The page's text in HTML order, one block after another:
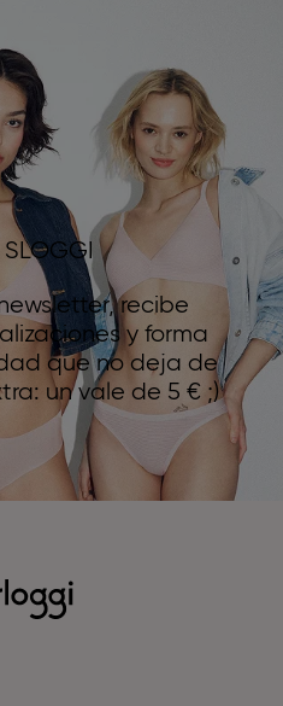
SLOGGI
recibe
y forma
que no deja de
un vale de 5 € ;)